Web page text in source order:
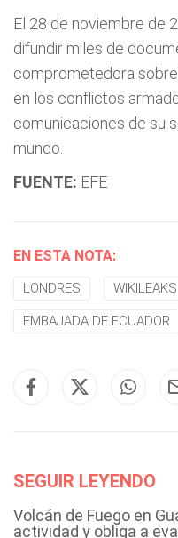
El 28 de noviembre de
difundir miles de
comprometedora
en los conflictos
comunicaciones de su
mundo.
FUENTE: EFE
EN ESTA NOTA:
LONDRES WIKILEAKS
EMBAJADA DE ECUADOR
SEGUIR LEYENDO
Volcán de Fuego en
actividad y obliga a